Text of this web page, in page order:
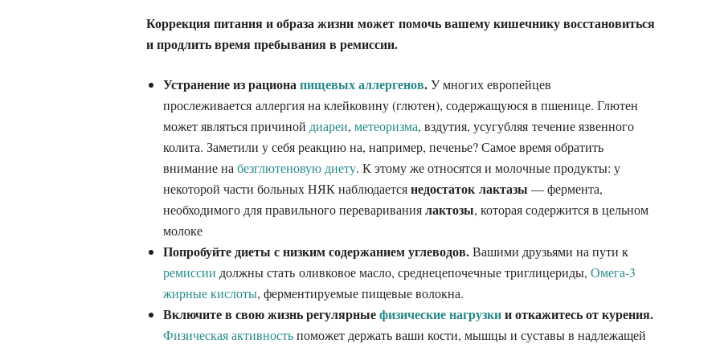
Коррекция питания и образа жизни может помочь вашему кишечнику восстановиться
и продлить время пребывания в ремиссии.
Устранение из рационапищевых аллергенов.У многих европейцев
прослеживается аллергия на клейковину (глютен), содержащуюся в пшенице. Глютен
может являться причиной диареи, метеоризма, вздутия, усугубляя течение язвенного
колита. Заметили у себя реакцию на, например, печенье? Самое время обратить
внимание на безглютеновую диету. К этому же относятся и молочные продукты: у
некоторой части больных НЯК наблюдаетсянедостаток лактазы — фермента,
необходимого для правильного перевариваниялактозы, которая содержится в цельном
молоке
Попробуйте диеты с низким содержанием углеводов.Вашими друзьями на пути к
ремиссии должны стать оливковое масло, среднецепочечные триглицериды, Омега-3
жирные кислоты, ферментируемые пищевые волокна.
Включите в свою жизнь регулярныефизические нагрузкии откажитесь от курения.
Физическая активностьпоможет держать ваши кости, мышцы и суставы в надлежащей